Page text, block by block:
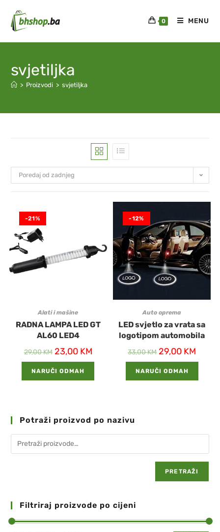
0 MENU
svjetiljka
> Proizvodi > svjetiljka
Poredaj od zadnjeg
-21%
Alati i mašine
RADNA LAMPA LED GT
AL60 LED4
29,00KM 23,00 KM
NARUČI ODMAH
-12%
Auto oprema
LED svjetlo za vrata sa
logotipom automobila
33,00KM 29,00 KM
NARUČI ODMAH
Potraži proizvod po nazivu
PRETRAŽI
Filtriraj proizvode po cijeni